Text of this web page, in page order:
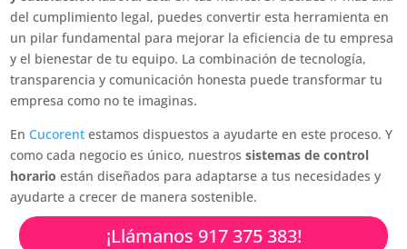
del cumplimiento legal, puedes convertir esta herramienta en
un pilar fundamental para mejorar la eficiencia de tu empresa
y el bienestar de tu equipo. La combinación de tecnología,
transparencia y comunicación honesta puede transformar tu
empresa como no te imaginas.
EnCucorent estamos dispuestos a ayudarte en este proceso. Y
como cada negocio es único, nuestrossistemas de control
horario están diseñados para adaptarse a tus necesidades y
ayudarte a crecer de manera sostenible.
¡Llámanos 917 375 383!